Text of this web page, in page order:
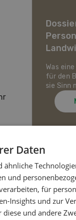
Was
für den
sie Sinn
Daten
ähnliche
und
für
Insights und zur
und andere